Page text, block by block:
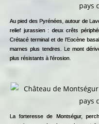
Au pied des Pyrénées, autour de
relief jurassien : deux crêts
Crétacé terminal et de l’Eocène
marnes plus tendres. Le mont
plus résistants à l’érosion.
La forteresse de Montségur,